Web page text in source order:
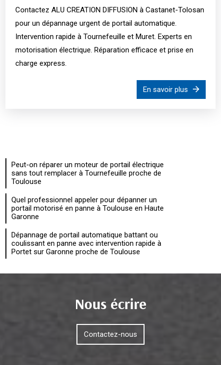
Contactez ALU CREATION DIFFUSION à Castanet-Tolosan
pour un dépannage urgent de portail automatique.
Intervention rapide à Tournefeuille et Muret. Experts en
motorisation électrique. Réparation efficace et prise en
charge express.
En savoir plus
Peut-on réparer un moteur de portail électrique
sans tout remplacer à Tournefeuille proche de
Toulouse
Quel professionnel appeler pour dépanner un
portail motorisé en panne à Toulouse en Haute
Garonne
Dépannage de portail automatique battant ou
coulissant en panne avec intervention rapide à
Portet sur Garonne proche de Toulouse
Nous écrire
Contactez-nous